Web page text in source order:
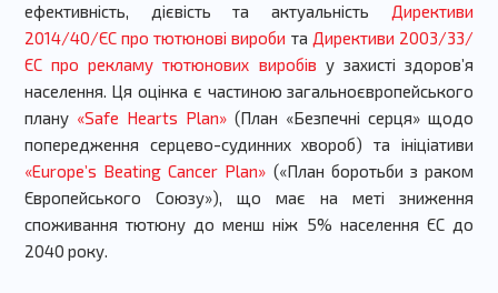
ефективність, дієвість та актуальність Директиви
2014/40/ЄС про тютюнові вироби та Директиви 2003/33/
ЄС про рекламу тютюнових виробів у захисті здоров’я
населення. Ця оцінка є частиною загальноєвропейського
плану «Safe Hearts Plan»(План «Безпечні серця» щодо
попередження серцево-судинних хвороб) та ініціативи
«Europe’s Beating Cancer Plan» («План боротьби з раком
Європейського Союзу»), що має на меті зниження
споживання тютюну до менш ніж 5% населення ЄС до
2040 року.